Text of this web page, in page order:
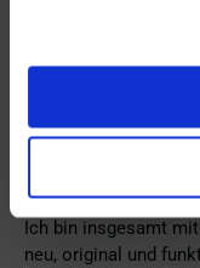
Se vuoi saperne di
Zum dritten mal dort
Service, tolle Preise!
weiterempfehlen.
Vor 6 Tagen
Ich bin insgesamt
neu, original und